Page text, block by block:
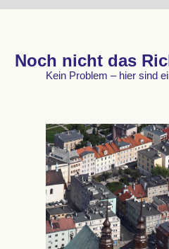
Noch nicht das
Kein Problem – hier sind